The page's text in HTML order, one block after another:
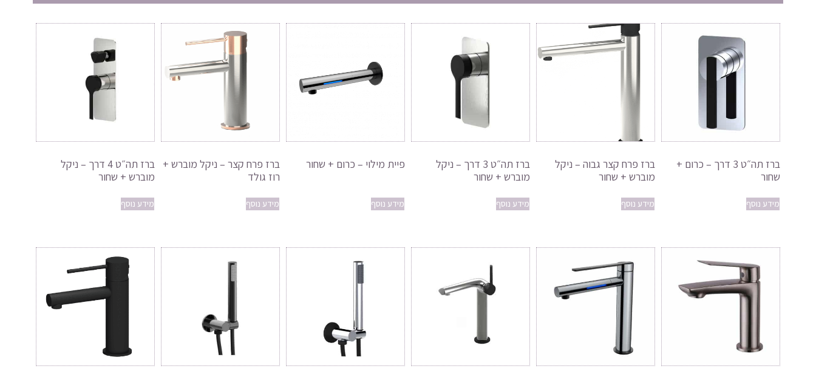
ברז תה״ט 3 דרך – כרום +
שחור
מידע נוסף
ברז פרח קצר גבוה – ניקל
מוברש + שחור
מידע נוסף
ברז תה״ט 3 דרך – ניקל
מוברש + שחור
מידע נוסף
פיית מילוי – כרום + שחור
מידע נוסף
ברז פרח קצר – ניקל מוברש +
רוז גולד
מידע נוסף
ברז תה״ט 4 דרך – ניקל
מוברש + שחור
מידע נוסף